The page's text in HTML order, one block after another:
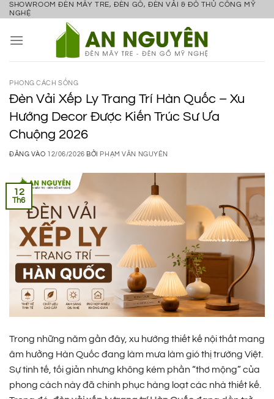
Bỏ
nội
SHOWROOM ĐÈN MÂY TRE, ĐÈN GỖ, ĐÈN VẢI & ĐỒ THỦ CÔNG MỸ
NGHỆ
PHONG CÁCH SỐNG
Đèn Vải Xếp Ly Trang Trí Hàn Quốc – Xu
Hướng Decor Được Kiến Trúc Sư Ưa
Chuộng 2026
ĐĂNG VÀO 12/06/2026 BỞI PHẠM VĂN NGUYÊN
12
Th6
Trong những năm gần đây, xu hướng thiết kế nội thất mang
âm hưởng Hàn Quốc đang làm mưa làm gió thị trường Việt.
Sự tinh tế, tối giản nhưng không kém phần “thơ mộng” của
phong cách này đã chinh phục hàng loạt các nhà thiết kế.